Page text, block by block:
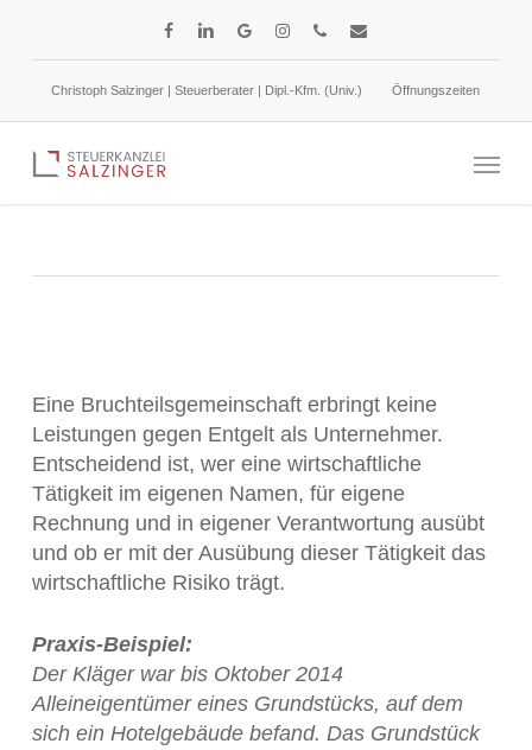
content
facebooklinkedingoogle-instagramphone email
Christoph Salzinger | Steuerberater | Dipl.-Kfm. (Univ.) Öffnungszeiten
Menu
15. September 2023
Eine Bruchteilsgemeinschaft erbringt keine
Leistungen gegen Entgelt als Unternehmer.
Entscheidend ist, wer eine wirtschaftliche
Tätigkeit im eigenen Namen, für eigene
Rechnung und in eigener Verantwortung ausübt
und ob er mit der Ausübung dieser Tätigkeit das
wirtschaftliche Risiko trägt.
Praxis-Beispiel:
Der Kläger war bis Oktober 2014
Alleineigentümer eines Grundstücks, auf dem
sich ein Hotelgebäude befand. Das Grundstück